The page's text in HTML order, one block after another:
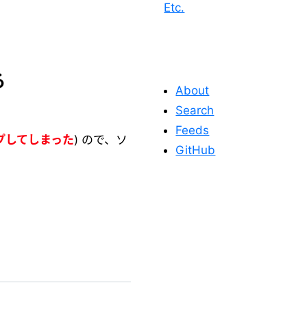
Etc.
してしまった) ので、ソ
About
Search
Feeds
GitHub